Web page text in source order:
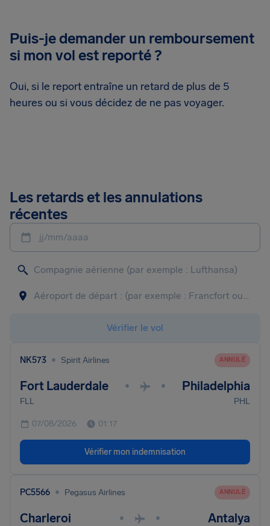
Puis-je demander un remboursement
si mon vol est reporté ?
Oui, si le report entraîne un retard de plus de 5
heures ou si vous décidez de ne pas voyager.
Les retards et les annulations
récentes
jj/mm/aaaa
Vérifier le vol
NK573 • Spirit Airlines ANNULÉ
Fort Lauderdale • • Philadelphia
FLL PHL
07/08/2026 01:17
Vérifier mon indemnisation
PC5566 • Pegasus Airlines ANNULÉ
Charleroi • • Antalya